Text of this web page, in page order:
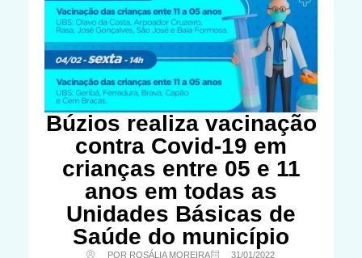
Búzios realiza vacinação
contra Covid-19 em
crianças entre 05 e 11
anos em todas as
Unidades Básicas de
Saúde do município
POR ROSÁLIA MOREIRA
31/01/2022